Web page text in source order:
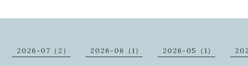
2026-07（2） 2026-06（1） 2026-05（1）